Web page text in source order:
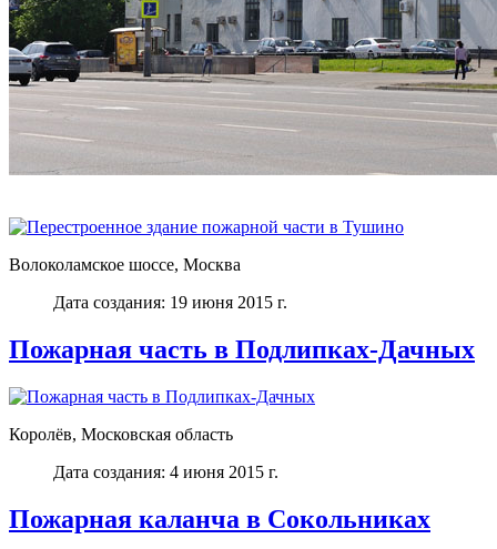
Волоколамское шоссе, Москва
Дата создания: 19 июня 2015 г.
Пожарная часть в Подлипках-Дачных
Королёв, Московская область
Дата создания: 4 июня 2015 г.
Пожарная каланча в Сокольниках